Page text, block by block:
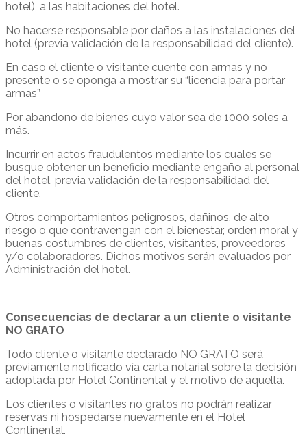
hotel), a las habitaciones del hotel.
No hacerse responsable por daños a las instalaciones del
hotel (previa validación de la responsabilidad del cliente).
En caso el cliente o visitante cuente con armas y no
presente o se oponga a mostrar su “licencia para portar
armas”
Por abandono de bienes cuyo valor sea de 1000 soles a
más.
Incurrir en actos fraudulentos mediante los cuales se
busque obtener un beneficio mediante engaño al personal
del hotel, previa validación de la responsabilidad del
cliente.
Otros comportamientos peligrosos, dañinos, de alto
riesgo o que contravengan con el bienestar, orden moral y
buenas costumbres de clientes, visitantes, proveedores
y/o colaboradores. Dichos motivos serán evaluados por
Administración del hotel.
Consecuencias de declarar a un cliente o visitante
NO GRATO
Todo cliente o visitante declarado NO GRATO será
previamente notificado vía carta notarial sobre la decisión
adoptada por Hotel Continental y el motivo de aquella.
Los clientes o visitantes no gratos no podrán realizar
reservas ni hospedarse nuevamente en el Hotel
Continental.